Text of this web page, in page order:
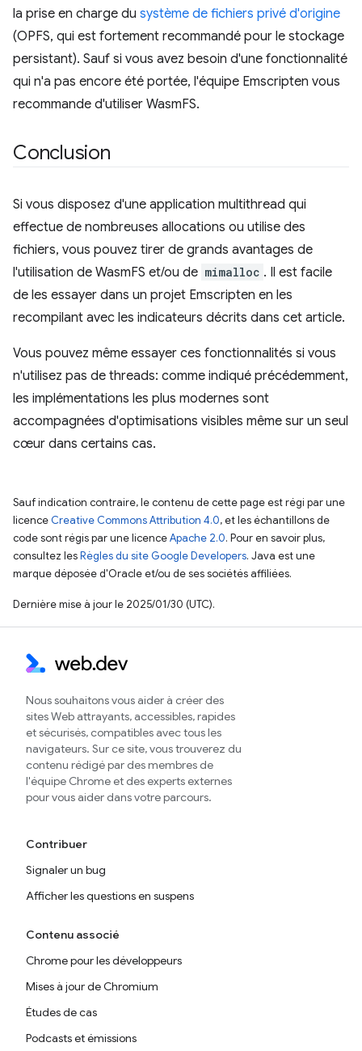
la prise en charge du système de fichiers privé d'origine
(OPFS, qui est fortement recommandé pour le stockage
persistant). Sauf si vous avez besoin d'une fonctionnalité
qui n'a pas encore été portée, l'équipe Emscripten vous
recommande d'utiliser WasmFS.
Conclusion
Si vous disposez d'une application multithread qui
effectue de nombreuses allocations ou utilise des
fichiers, vous pouvez tirer de grands avantages de
l'utilisation de WasmFS et/ou de mimalloc . Il est facile
de les essayer dans un projet Emscripten en les
recompilant avec les indicateurs décrits dans cet article.
Vous pouvez même essayer ces fonctionnalités si vous
n'utilisez pas de threads: comme indiqué précédemment,
les implémentations les plus modernes sont
accompagnées d'optimisations visibles même sur un seul
cœur dans certains cas.
Sauf indication contraire, le contenu de cette page est régi par une
licence Creative Commons Attribution 4.0, et les échantillons de
code sont régis par une licenceApache 2.0. Pour en savoir plus,
consultez lesRègles du site Google Developers. Java est une
marque déposée d'Oracle et/ou de ses sociétés affiliées.
Dernière mise à jour le 2025/01/30 (UTC).
Nous souhaitons vous aider à créer des
sites Web attrayants, accessibles, rapides
et sécurisés, compatibles avec tous les
navigateurs. Sur ce site, vous trouverez du
contenu rédigé par des membres de
l'équipe Chrome et des experts externes
pour vous aider dans votre parcours.
Contribuer
Signaler un bug
Afficher les questions en suspens
Contenu associé
Chrome pour les développeurs
Mises à jour de Chromium
Études de cas
Podcasts et émissions